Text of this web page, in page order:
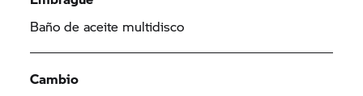
Baño de aceite multidisco
Cambio